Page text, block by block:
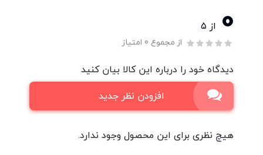
0 از ۵
از مجموع 0 امتیاز
دیدگاه خود را درباره این کالا بیان کنید
افزودن نظر جدید
هیچ نظری برای این محصول وجود ندارد.